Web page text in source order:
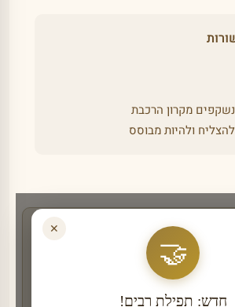
מקרון הרכבת
ולהיות מבוסס
✕
🤝
חדש: תפילת רבים!
תזכורת לפני ימים מיוחדים לתפילה?
הערוץ הנוח לכם והצטרפו:
'המפיצים של תפילה' בוואטסאפ
הוואטסאפ של תפילה